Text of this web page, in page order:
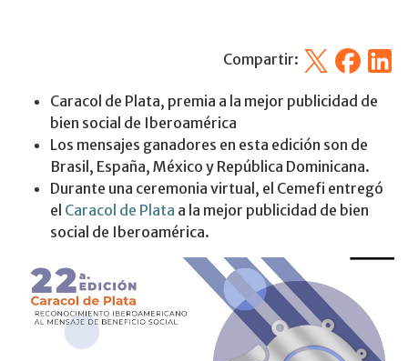
Compartir: X Facebook
Caracol de Plata, premia a la mejor publicidad de
bien social de Iberoamérica
Los mensajes ganadores en esta edición son de
Brasil, España, México y República Dominicana.
Durante una ceremonia virtual, el Cemefi entregó
el Caracol de Plata a la mejor publicidad de bien
social de Iberoamérica.